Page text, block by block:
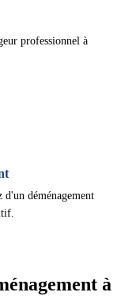
professionnel à
déménagement
à